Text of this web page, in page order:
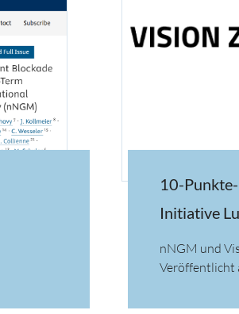
10-
Initiative
nNGM und
Veröffentlicht